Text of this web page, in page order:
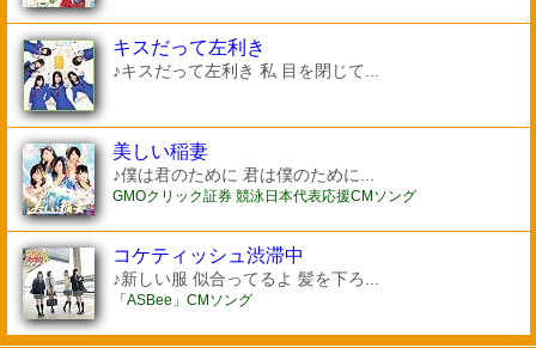
キスだって左利き
♪キスだって左利き 私 目を閉じて...
美しい稲妻
♪僕は君のために 君は僕のために...
GMOクリック証券 競泳日本代表応援CMソング
コケティッシュ渋滞中
♪新しい服 似合ってるよ 髪を下ろ...
「ASBee」CMソング